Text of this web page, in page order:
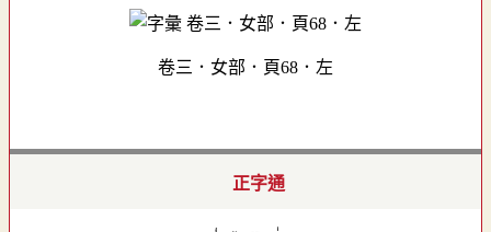
卷三．女部．頁68．左
正字通